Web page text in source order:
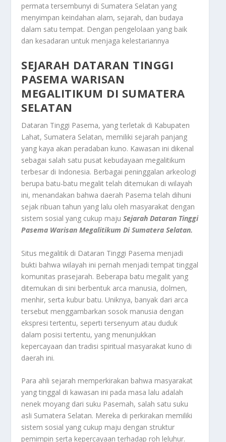
permata tersembunyi di Sumatera Selatan yang
menyimpan keindahan alam, sejarah, dan budaya
dalam satu tempat. Dengan pengelolaan yang baik
dan kesadaran untuk menjaga kelestariannya
SEJARAH DATARAN TINGGI
PASEMA WARISAN
MEGALITIKUM DI SUMATERA
SELATAN
Dataran Tinggi Pasema, yang terletak di Kabupaten
Lahat, Sumatera Selatan, memiliki sejarah panjang
yang kaya akan peradaban kuno. Kawasan ini dikenal
sebagai salah satu pusat kebudayaan megalitikum
terbesar di Indonesia. Berbagai peninggalan arkeologi
berupa batu-batu megalit telah ditemukan di wilayah
ini, menandakan bahwa daerah Pasema telah dihuni
sejak ribuan tahun yang lalu oleh masyarakat dengan
sistem sosial yang cukup maju Sejarah Dataran Tinggi
Pasema Warisan Megalitikum Di Sumatera Selatan.
Situs megalitik di Dataran Tinggi Pasema menjadi
bukti bahwa wilayah ini pernah menjadi tempat tinggal
komunitas prasejarah. Beberapa batu megalit yang
ditemukan di sini berbentuk arca manusia, dolmen,
menhir, serta kubur batu. Uniknya, banyak dari arca
tersebut menggambarkan sosok manusia dengan
ekspresi tertentu, seperti tersenyum atau duduk
dalam posisi tertentu, yang menunjukkan
kepercayaan dan tradisi spiritual masyarakat kuno di
daerah ini.
Para ahli sejarah memperkirakan bahwa masyarakat
yang tinggal di kawasan ini pada masa lalu adalah
nenek moyang dari suku Pasemah, salah satu suku
asli Sumatera Selatan. Mereka di perkirakan memiliki
sistem sosial yang cukup maju dengan struktur
pemimpin serta kepercayaan terhadap roh leluhur.